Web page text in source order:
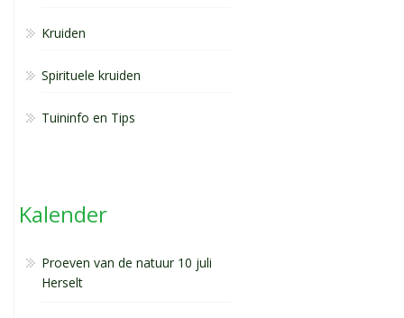
Kruiden
Spirituele kruiden
Tuininfo en Tips
Kalender
Proeven van de natuur 10 juli
Herselt